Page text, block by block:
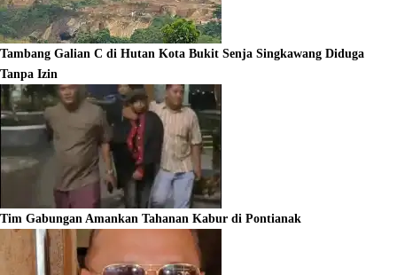
Tambang Galian C di Hutan Kota Bukit Senja Singkawang Diduga
Tanpa Izin
Tim Gabungan Amankan Tahanan Kabur di Pontianak